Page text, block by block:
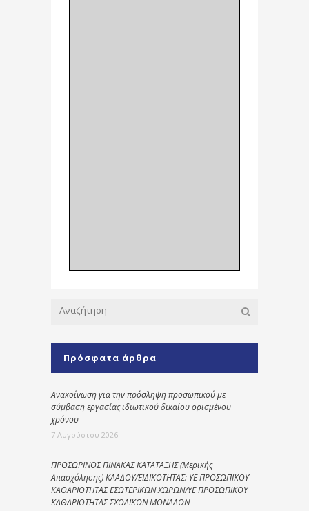
Πρόσφατα άρθρα
Ανακοίνωση για την πρόσληψη προσωπικού με
σύμβαση εργασίας ιδιωτικού δικαίου ορισμένου
χρόνου
7 Αυγούστου 2026
ΠΡΟΣΩΡΙΝΟΣ ΠΙΝΑΚΑΣ ΚΑΤΑΤΑΞΗΣ (Μερικής
Απασχόλησης) ΚΛΑΔΟΥ/ΕΙΔΙΚΟΤΗΤΑΣ: ΥΕ ΠΡΟΣΩΠΙΚΟΥ
ΚΑΘΑΡΙΟΤΗΤΑΣ ΕΣΩΤΕΡΙΚΩΝ ΧΩΡΩΝ/ΥΕ ΠΡΟΣΩΠΙΚΟΥ
ΚΑΘΑΡΙΟΤΗΤΑΣ ΣΧΟΛΙΚΩΝ ΜΟΝΑΔΩΝ